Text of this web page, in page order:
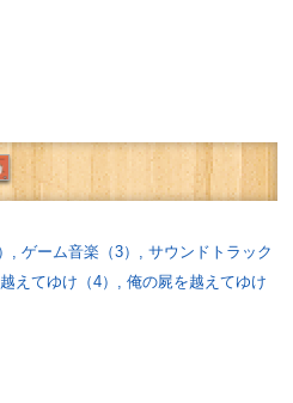
ゲーム音楽（3）
サウンドトラック
えてゆけ（4）
俺の屍を越えてゆけ